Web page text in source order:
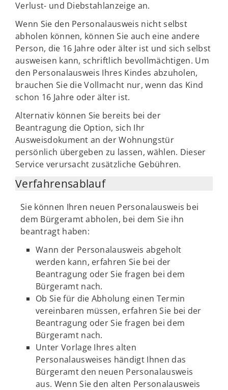
Verlust- und Diebstahlanzeige an.
Wenn Sie den Personalausweis nicht selbst
abholen können, können Sie auch eine andere
Person, die 16 Jahre oder älter ist und sich selbst
ausweisen kann, schriftlich bevollmächtigen. Um
den Personalausweis Ihres Kindes abzuholen,
brauchen Sie die Vollmacht nur, wenn das Kind
schon 16 Jahre oder älter ist.
Alternativ können Sie bereits bei der
Beantragung die Option, sich Ihr
Ausweisdokument an der Wohnungstür
persönlich übergeben zu lassen, wählen. Dieser
Service verursacht zusätzliche Gebühren.
Verfahrensablauf
Sie können Ihren neuen Personalausweis bei
dem Bürgeramt abholen, bei dem Sie ihn
beantragt haben:
Wann der Personalausweis abgeholt
werden kann, erfahren Sie bei der
Beantragung oder Sie fragen bei dem
Bürgeramt nach.
Ob Sie für die Abholung einen Termin
vereinbaren müssen, erfahren Sie bei der
Beantragung oder Sie fragen bei dem
Bürgeramt nach.
Unter Vorlage Ihres alten
Personalausweises händigt Ihnen das
Bürgeramt den neuen Personalausweis
aus. Wenn Sie den alten Personalausweis